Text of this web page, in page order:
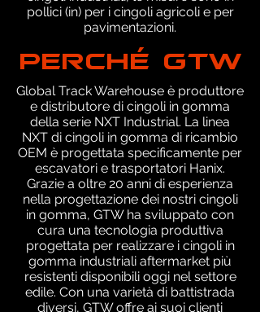
pollici (in) per i cingoli agricoli e per
pavimentazioni.
PERCHÉ GTW
Global Track Warehouse è produttore
e distributore di cingoli in gomma
della serie NXT Industrial. La linea
NXT di cingoli in gomma di ricambio
OEM è progettata specificamente per
escavatori e trasportatori Hanix.
Grazie a oltre 20 anni di esperienza
nella progettazione dei nostri cingoli
in gomma, GTW ha sviluppato con
cura una tecnologia produttiva
progettata per realizzare i cingoli in
gomma industriali aftermarket più
resistenti disponibili oggi nel settore
edile. Con una varietà di battistrada
diversi, GTW offre ai suoi clienti